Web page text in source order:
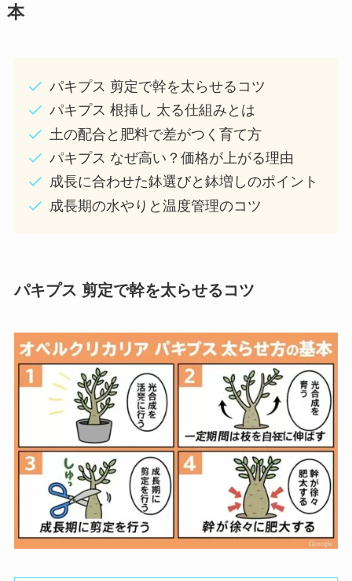
本
パキプス 剪定で幹を太らせるコツ
パキプス 根挿し 太る仕組みとは
土の配合と肥料で差がつく育て方
パキプス なぜ高い？価格が上がる理由
成長に合わせた鉢選びと鉢増しのポイント
成長期の水やりと温度管理のコツ
パキプス 剪定で幹を太らせるコツ